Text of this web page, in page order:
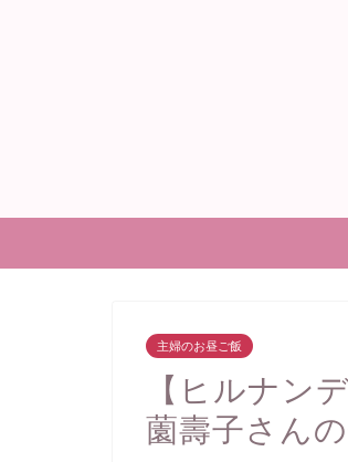
主婦のお昼ご飯
【ヒルナン
薗壽子さん